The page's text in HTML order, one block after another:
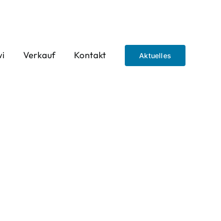
Verkauf Kontakt Aktuelles